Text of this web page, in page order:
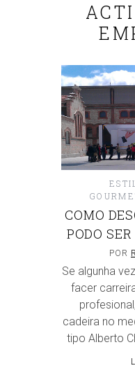
COMO
PODO
POR
Se algunha
facer
cadeira no
tipo Alberto